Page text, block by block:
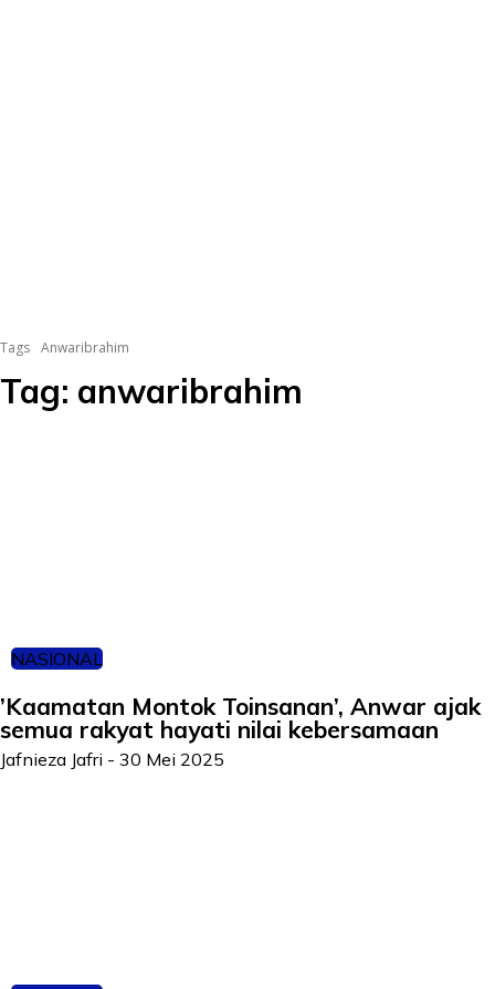
Tags Anwaribrahim
Tag: anwaribrahim
NASIONAL
’Kaamatan Montok Toinsanan’, Anwar ajak
semua rakyat hayati nilai kebersamaan
Jafnieza Jafri - 30 Mei 2025